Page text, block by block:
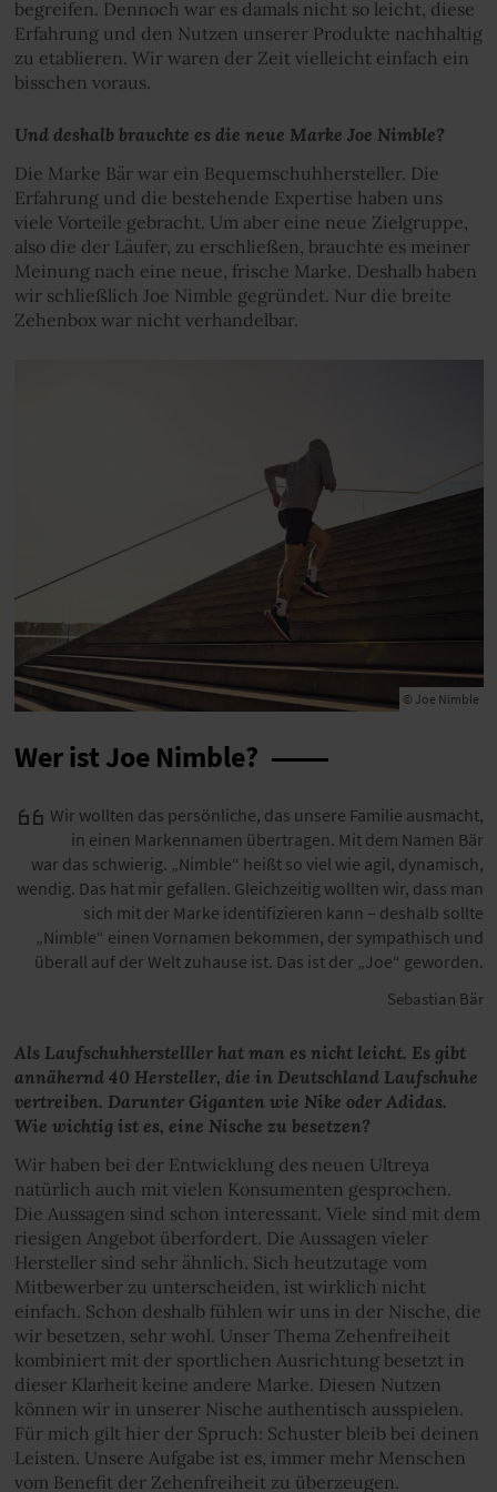
begreifen. Dennoch war es damals nicht so leicht, diese
Erfahrung und den Nutzen unserer Produkte nachhaltig
zu etablieren. Wir waren der Zeit vielleicht einfach ein
bisschen voraus.
Und deshalb brauchte es die neue Marke Joe Nimble?
Die Marke Bär war ein Bequemschuhhersteller. Die
Erfahrung und die bestehende Expertise haben uns
viele Vorteile gebracht. Um aber eine neue Zielgruppe,
also die der Läufer, zu erschließen, brauchte es meiner
Meinung nach eine neue, frische Marke. Deshalb haben
wir schließlich Joe Nimble gegründet. Nur die breite
Zehenbox war nicht verhandelbar.
© Joe Nimble
Wer ist Joe Nimble?
Wir wollten das persönliche, das unsere Familie ausmacht,
in einen Markennamen übertragen. Mit dem Namen Bär
war das schwierig. „Nimble“ heißt so viel wie agil, dynamisch,
wendig. Das hat mir gefallen. Gleichzeitig wollten wir, dass man
sich mit der Marke identifizieren kann – deshalb sollte
„Nimble“ einen Vornamen bekommen, der sympathisch und
überall auf der Welt zuhause ist. Das ist der „Joe“ geworden.
Sebastian Bär
Als Laufschuhherstelller hat man es nicht leicht. Es gibt
annähernd 40 Hersteller, die in Deutschland Laufschuhe
vertreiben. Darunter Giganten wie Nike oder Adidas.
Wie wichtig ist es, eine Nische zu besetzen?
Wir haben bei der Entwicklung des neuen Ultreya
natürlich auch mit vielen Konsumenten gesprochen.
Die Aussagen sind schon interessant. Viele sind mit dem
riesigen Angebot überfordert. Die Aussagen vieler
Hersteller sind sehr ähnlich. Sich heutzutage vom
Mitbewerber zu unterscheiden, ist wirklich nicht
einfach. Schon deshalb fühlen wir uns in der Nische, die
wir besetzen, sehr wohl. Unser Thema Zehenfreiheit
kombiniert mit der sportlichen Ausrichtung besetzt in
dieser Klarheit keine andere Marke. Diesen Nutzen
können wir in unserer Nische authentisch ausspielen.
Für mich gilt hier der Spruch: Schuster bleib bei deinen
Leisten. Unsere Aufgabe ist es, immer mehr Menschen
vom Benefit der Zehenfreiheit zu überzeugen.